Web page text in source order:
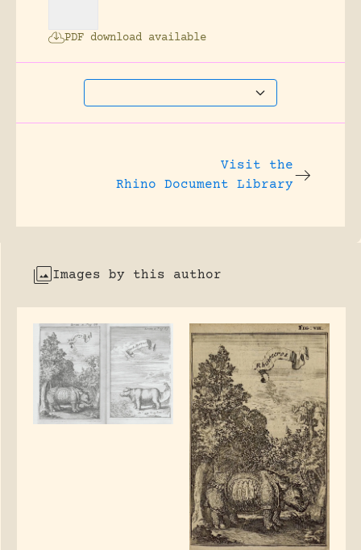
PDF download available
Visit the
Rhino Document Library
Images by this author